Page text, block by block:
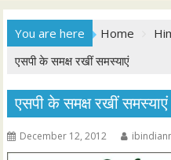
You are here Home
एसपी के समक्ष रखीं समस्याएं
एसपी के समक्ष रखीं समस्याएं
December 12, 2012